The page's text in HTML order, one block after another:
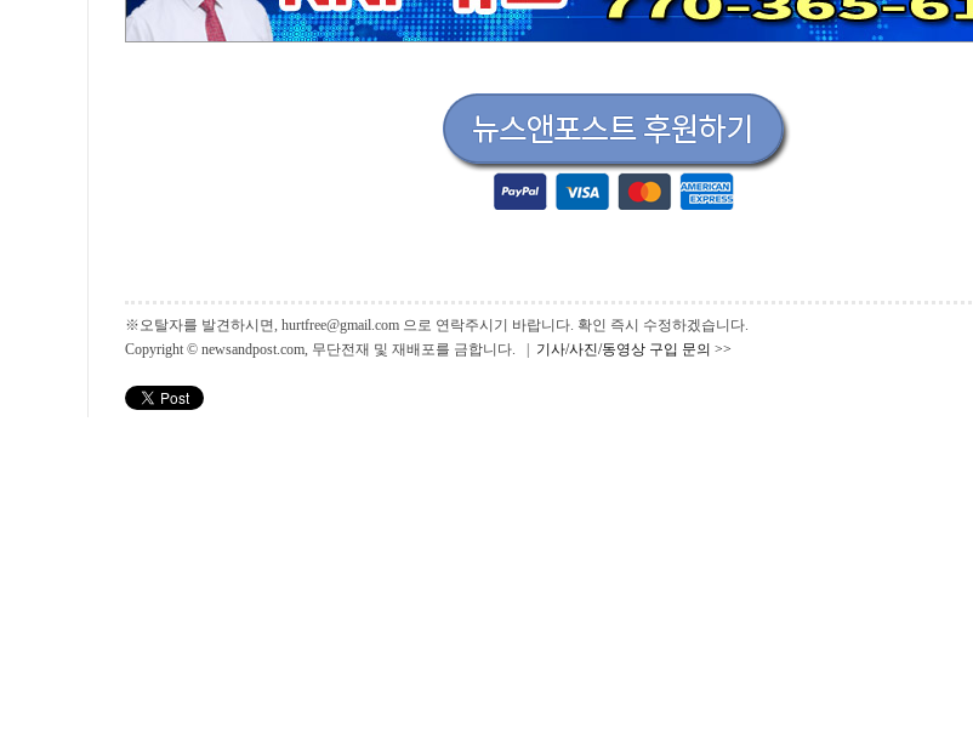
※오탈자를 발견하시면, hurtfree@gmail.com 으로 연락주시기 바랍니다. 확인 즉시 수정하겠습니다.
Copyright © newsandpost.com, 무단전재 및 재배포를 금합니다. | 기사/사진/동영상 구입 문의 >>